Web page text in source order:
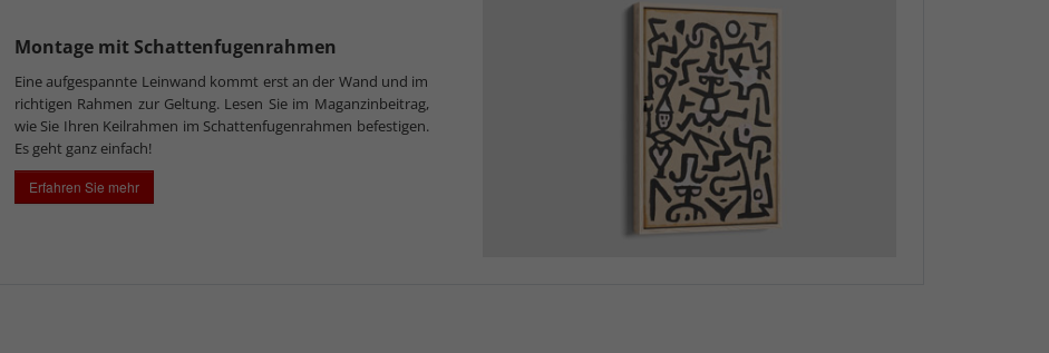
Montage mit Schattenfugenrahmen
Eine aufgespannte Leinwand kommt erst an der Wand und im
richtigen Rahmen zur Geltung. Lesen Sie im Maganzinbeitrag,
wie Sie Ihren Keilrahmen im Schattenfugenrahmen befestigen.
Es geht ganz einfach!
Erfahren Sie mehr